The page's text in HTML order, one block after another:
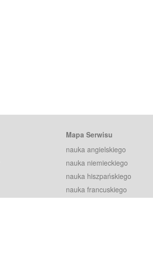
Mapa Serwisu
nauka angielskiego
nauka niemieckiego
nauka hiszpańskiego
nauka francuskiego